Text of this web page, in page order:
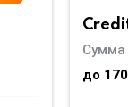
Сумма
до